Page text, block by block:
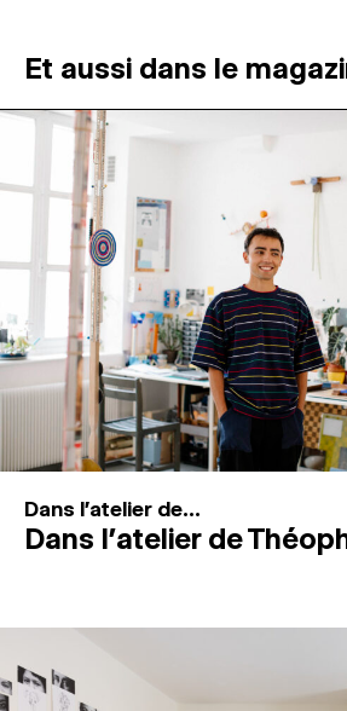
ATELIERS OUVERTS
PROGRAMMATION
MAGAZINE
ESPACES DE PRATIQUE
Recherche
Connexion
Et aussi dans le
Dans l'atelier de...
Dans l’atelier de